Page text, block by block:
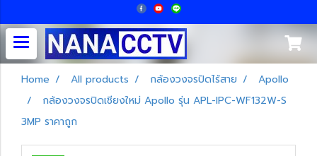
Home All products กล้องวงจรปิดไร้สาย
Apollo
กล้องวงจรปิดเชียงใหม่ Apollo รุ่น APL-IPC-WF132W-S
3MP ราคาถูก